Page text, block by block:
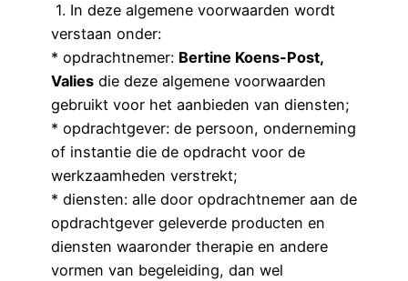
1. In deze algemene voorwaarden wordt
verstaan onder:
* opdrachtnemer: Bertine Koens-Post,
Valies die deze algemene voorwaarden
gebruikt voor het aanbieden van diensten;
* opdrachtgever: de persoon, onderneming
of instantie die de opdracht voor de
werkzaamheden verstrekt;
* diensten: alle door opdrachtnemer aan de
opdrachtgever geleverde producten en
diensten waaronder therapie en andere
vormen van begeleiding, dan wel